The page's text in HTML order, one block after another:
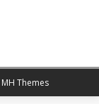
MH Themes